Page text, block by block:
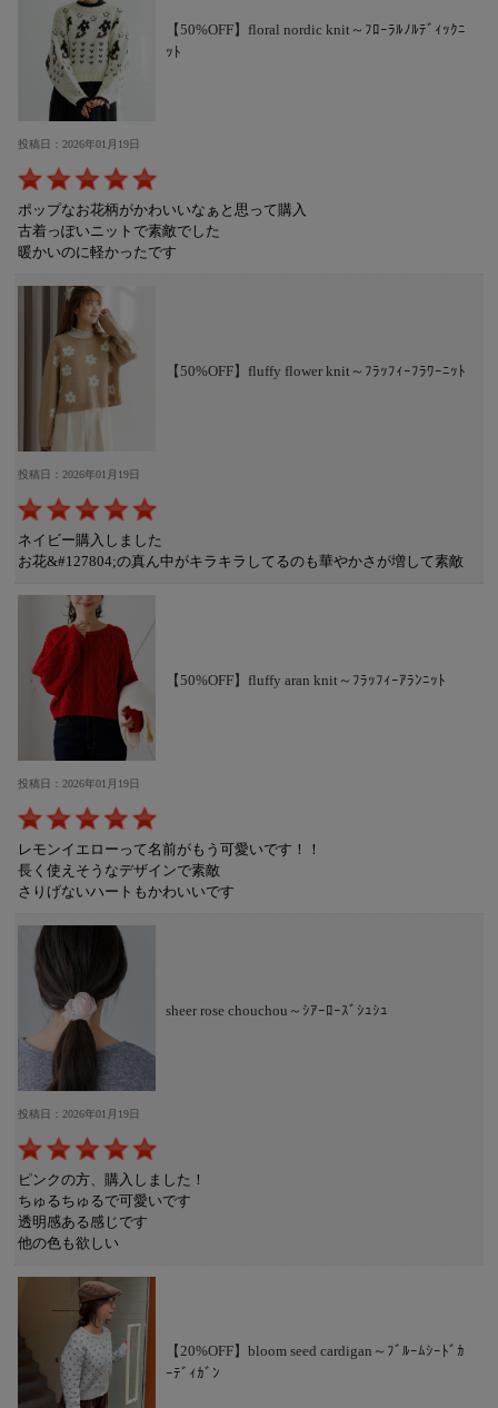
【50%OFF】floral nordic knit～ﾌﾛｰﾗﾙﾉﾙﾃﾞｨｯｸﾆ
ｯﾄ
投稿日：2026年01月19日
ポップなお花柄がかわいいなぁと思って購入
古着っぽいニットで素敵でした
暖かいのに軽かったです
【50%OFF】fluffy flower knit～ﾌﾗｯﾌｨｰﾌﾗﾜｰﾆｯﾄ
投稿日：2026年01月19日
ネイビー購入しました
お花&#127804;の真ん中がキラキラしてるのも華やかさが増して素敵
【50%OFF】fluffy aran knit～ﾌﾗｯﾌｨｰｱﾗﾝﾆｯﾄ
投稿日：2026年01月19日
レモンイエローって名前がもう可愛いです！！
長く使えそうなデザインで素敵
さりげないハートもかわいいです
sheer rose chouchou～ｼｱｰﾛｰｽﾞｼｭｼｭ
投稿日：2026年01月19日
ピンクの方、購入しました！
ちゅるちゅるで可愛いです
透明感ある感じです
他の色も欲しい
【20%OFF】bloom seed cardigan～ﾌﾞﾙｰﾑｼｰﾄﾞｶ
ｰﾃﾞｨｶﾞﾝ